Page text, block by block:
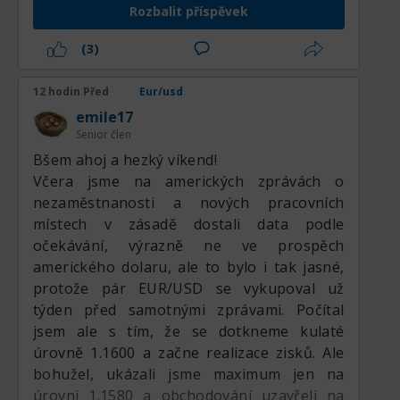
Neschopnost kupců zajistit si trvalejší
profil vychýlený směrem k lokálním
pullbackům, ačkoli na současných úrovních
výrazně chybí agresivní pokračování dolů.
Obchodníkům se doporučuje pečlivě
sledovat reakci ceny v okolí podpůrného
pásma 1,1530, protože neúspěch v obraně
této hranice by mohl vyvolat hlubší
technické výprodeje směrem k
psychologické úrovni 1,1500, zatímco odraz
by mohl snadno znovu otestovat střední
rezistenční pásma.
Obchodní doporučení:
Pro efektivní orientaci v aktuálním
na vyšším denním období dívá dolů. Pokud
se ty budou pohybovat podle prognózy, pak
také nahoru.
Rozbalit příspěvek
(3)
12 hodin Před Eur/usd
emile17
Senior člen
Вšem ahoj a hezký víkend!
Včera jsme na amerických zprávách o
nezaměstnanosti a nových pracovních
místech v zásadě dostali data podle
očekávání, výrazně ne ve prospěch
amerického dolaru, ale to bylo i tak jasné,
protože pár EUR/USD se vykupoval už
týden před samotnými zprávami. Počítal
jsem ale s tím, že se dotkneme kulaté
úrovně 1.1600 a začne realizace zisků. Ale
bohužel, ukázali jsme maximum jen na
úrovni 1.1580 a obchodování uzavřeli na